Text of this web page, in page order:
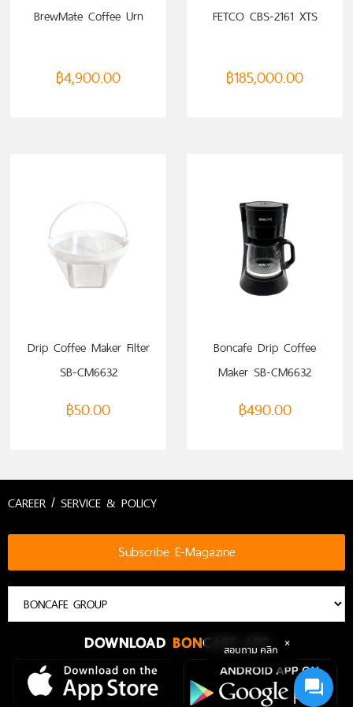
BrewMate Coffee Urn
฿4,900.00
FETCO CBS-2161 XTS
฿185,000.00
Drip Coffee Maker Filter
SB-CM6632
฿50.00
Boncafe Drip Coffee
Maker SB-CM6632
฿490.00
CAREER / SERVICE & POLICY
Subscribe E-Magazine
DOWNLOAD BONCAFE APP
สอบถาม คลิก